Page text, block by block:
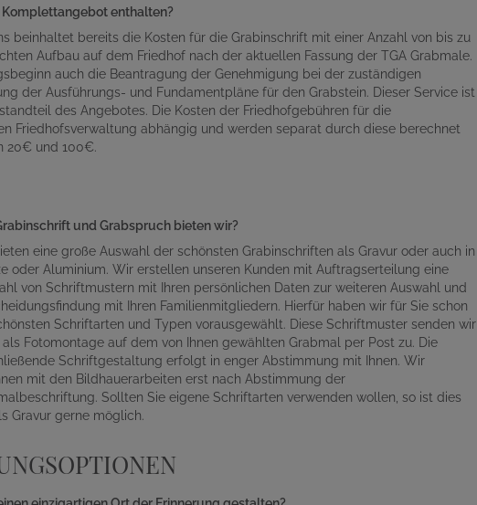
enthalten?
beinhaltet bereits die Kosten für die Grabinschrift mit einer Anzahl von bis zu
Aufbau auf dem Friedhof nach der aktuellen Fassung der TGA Grabmale.
auch die Beantragung der Genehmigung bei der zuständigen
der Ausführungs- und Fundamentpläne für den Grabstein. Dieser Service ist
des Angebotes. Die Kosten der Friedhofgebühren für die
Friedhofsverwaltung abhängig und werden separat durch diese berechnet
20€ und 100€.
und Grabspruch bieten wir?
eine große Auswahl der schönsten Grabinschriften als Gravur oder auch in
oder Aluminium. Wir erstellen unseren Kunden mit Auftragserteilung eine
von Schriftmustern mit Ihren persönlichen Daten zur weiteren Auswahl und
mit Ihren Familienmitgliedern. Hierfür haben wir für Sie schon
Schriftarten und Typen vorausgewählt. Diese Schriftmuster senden wir
als Fotomontage auf dem von Ihnen gewählten Grabmal per Post zu. Die
Schriftgestaltung erfolgt in enger Abstimmung mit Ihnen. Wir
mit den Bildhauerarbeiten erst nach Abstimmung der
Sollten Sie eigene Schriftarten verwenden wollen, so ist dies
Gravur gerne möglich.